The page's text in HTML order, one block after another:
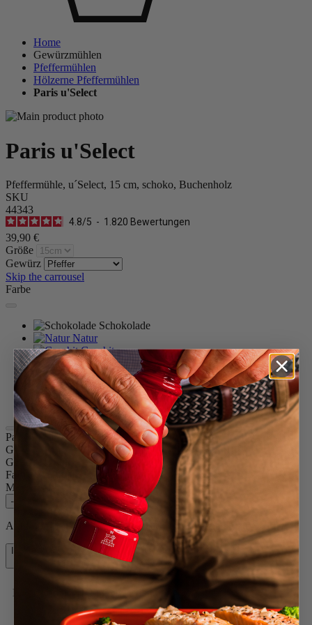
Home
Gewürzmühlen
Pfeffermühlen
Hölzerne Pfeffermühlen
Paris u'Select
Paris u'Select
Pfeffermühle, u´Select, 15 cm, schoko, Buchenholz
SKU
44343
4.8/5 - 1.820 Bewertungen
39,90 €
Größe
Gewürz
Skip the carrousel
Farbe
Schokolade
Natur
Graphit
Schiefer
Waldgrün
Pazifikblau
Passionsrot
Paris u'Select
Größe
Gewürz
Farbe
Menge
–
Auf Lager und bereit, zu Ihnen nach Hause geliefert zu werden.
Kostenlose Lieferung bei Einkäufen über 50 €